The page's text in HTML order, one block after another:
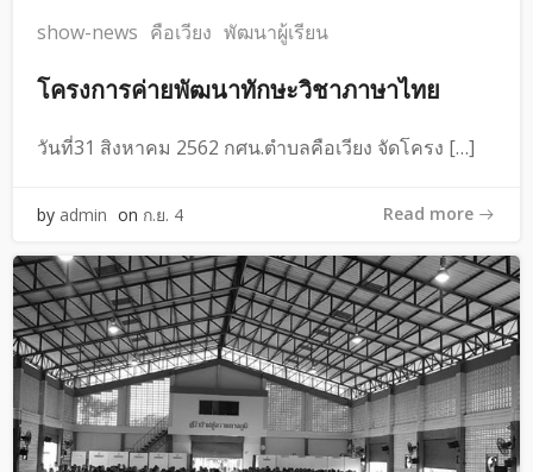
show-news คือเวียง พัฒนาผู้เรียน
โครงการค่ายพัฒนาทักษะวิชาภาษาไทย
วันที่31 สิงหาคม 2562 กศน.ตำบลคือเวียง จัดโครง […]
by admin on ก.ย. 4 Read more